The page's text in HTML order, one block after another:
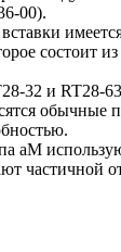
00).
состоит
32 и RT28-
обычные
aM
частичной